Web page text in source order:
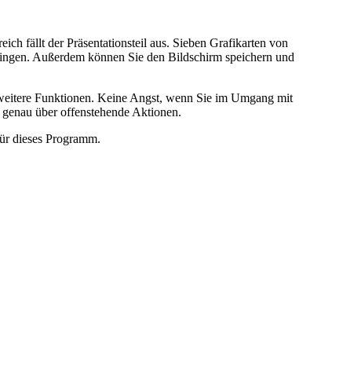
fällt der Präsentationsteil aus. Sieben Grafikarten von
Außerdem können Sie den Bildschirm speichern und
Funktionen. Keine Angst, wenn Sie im Umgang mit
über offenstehende Aktionen.
dieses Programm.